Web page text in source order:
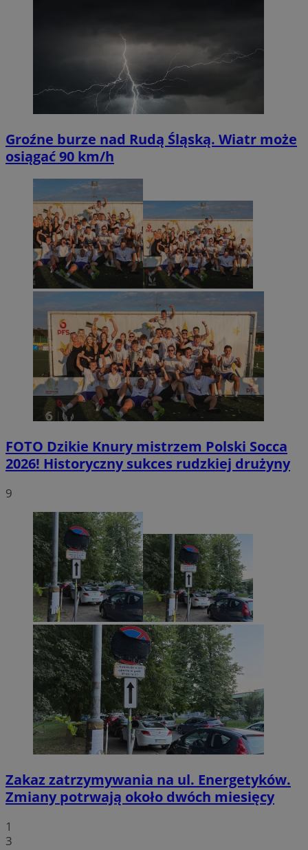
Groźne burze nad Rudą Śląską. Wiatr może
osiągać 90 km/h
FOTO Dzikie Knury mistrzem Polski Socca
2026! Historyczny sukces rudzkiej drużyny
9
Zakaz zatrzymywania na ul. Energetyków.
Zmiany potrwają około dwóch miesięcy
1
3